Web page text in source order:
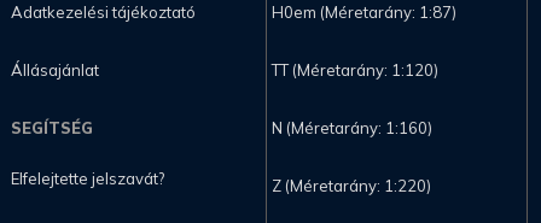
Adatkezelési tájékoztató
Állásajánlat
SEGÍTSÉG
Elfelejtette jelszavát?
H0em (Méretarány: 1:87)
TT (Méretarány: 1:120)
N (Méretarány: 1:160)
Z (Méretarány: 1:220)